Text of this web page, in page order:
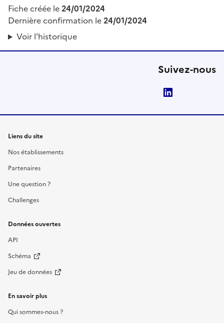
Fiche créée le24/01/2024
Dernière confirmation le24/01/2024
Voir l'historique
Suivez-nous
Liens du site
Nos établissements
Partenaires
Une question ?
Challenges
Données ouvertes
API
Schéma
Jeu de données
En savoir plus
Qui sommes-nous ?